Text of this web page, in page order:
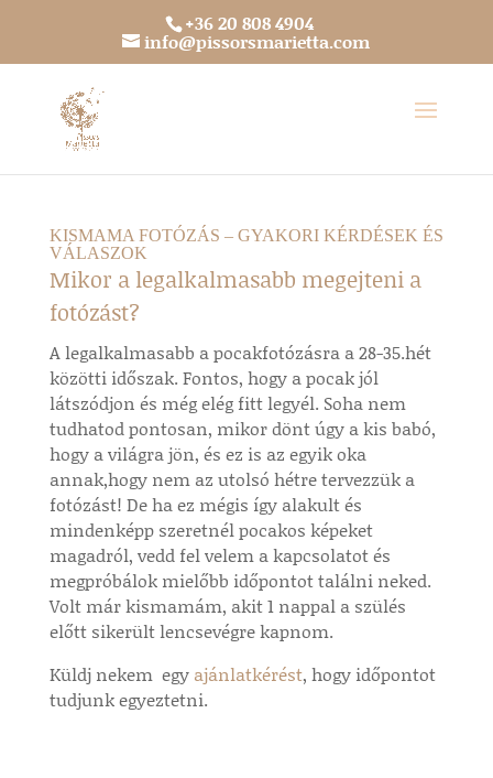
+36 20 808 4904
info@pissorsmarietta.com
KISMAMA FOTÓZÁS – GYAKORI KÉRDÉSEK ÉS
VÁLASZOK
Mikor a legalkalmasabb megejteni a
fotózást?
A legalkalmasabb a pocakfotózásra a 28-35.hét
közötti időszak. Fontos, hogy a pocak jól
látszódjon és még elég fitt legyél. Soha nem
tudhatod pontosan, mikor dönt úgy a kis babó,
hogy a világra jön, és ez is az egyik oka
annak,hogy nem az utolsó hétre tervezzük a
fotózást! De ha ez mégis így alakult és
mindenképp szeretnél pocakos képeket
magadról, vedd fel velem a kapcsolatot és
megpróbálok mielőbb időpontot találni neked.
Volt már kismamám, akit 1 nappal a szülés
előtt sikerült lencsevégre kapnom.
Küldj nekem egy ajánlatkérést, hogy időpontot
tudjunk egyeztetni.